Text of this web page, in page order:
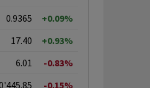
0.9365
+0.09%
17.40
+0.93%
6.01
-0.83%
-0.15%